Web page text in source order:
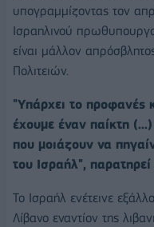
υπογραμμίζοντας τον
Ισραηλινού
είναι μάλλον
Πολιτειών.
"Υπάρχει το προφανές
έχουμε έναν παίκτη
που μοιάζουν να
του Ισραήλ",
Το Ισραήλ ενέτεινε
Λίβανο εναντίον της